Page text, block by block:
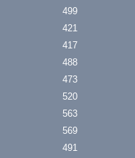
499
421
417
488
473
520
563
569
491